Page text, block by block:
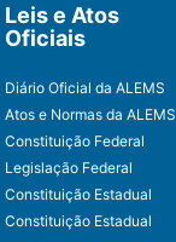
Leis e Atos
Oficiais
Diário Oficial da ALEMS
Atos e Normas da ALEMS
Constituição Federal
Legislação Federal
Constituição Estadual
Constituição Estadual